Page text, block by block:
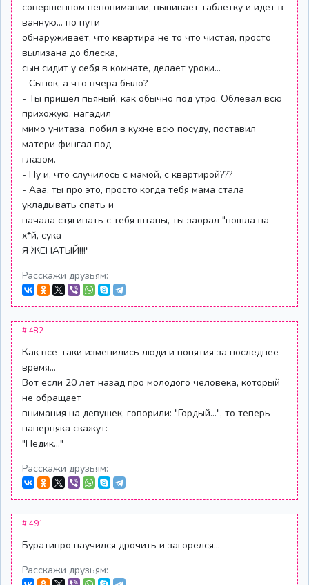
совершенном непонимании, выпивает таблетку и идет в
ванную... по пути
обнаруживает, что квартира не то что чистая, просто
вылизана до блеска,
сын сидит у себя в комнате, делает уроки...
- Сынок, а что вчера было?
- Ты пришел пьяный, как обычно под утро. Облевал всю
прихожую, нагадил
мимо унитаза, побил в кухне всю посуду, поставил
матери фингал под
глазом.
- Ну и, что случилось с мамой, с квартирой???
- Ааа, ты про это, просто когда тебя мама стала
укладывать спать и
начала стягивать с тебя штаны, ты заорал "пошла на
х*й, сука -
Я ЖЕНАТЫЙ!!!"
Расскажи друзьям:
# 482
Как все-таки изменились люди и понятия за последнее
время...
Вот если 20 лет назад про молодого человека, который
не обращает
внимания на девушек, говорили: "Гордый...", то теперь
наверняка скажут:
"Педик..."
Расскажи друзьям:
# 491
Буратинро научился дрочить и загорелся...
Расскажи друзьям: